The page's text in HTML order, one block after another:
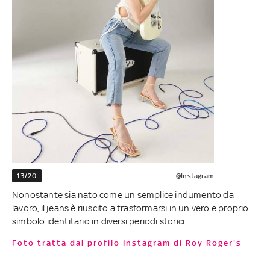
13/20 @Instagram
Nonostante sia nato come un semplice indumento da
lavoro, il jeans è riuscito a trasformarsi in un vero e proprio
simbolo identitario in diversi periodi storici
Foto tratta dal profilo Instagram di Roy Roger's